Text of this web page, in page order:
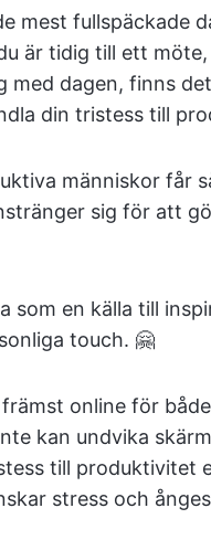
mest fullspäckade
är tidig till ett
med dagen, finns
din tristess till
människor får
sig för att
som en källa till
touch. 🤗
online för
kan undvika
till produktivitet
stress och